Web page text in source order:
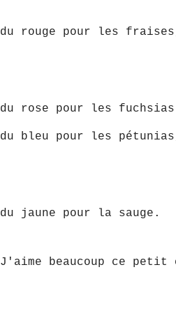
du rouge pour les
du rose pour les
du bleu pour les
du jaune pour la sauge.
J'aime beaucoup ce petit